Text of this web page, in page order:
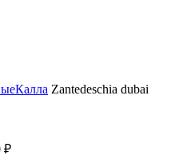
Калла Zantedeschia dubai
₽